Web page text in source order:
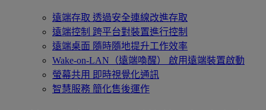
遠端存取 透過安全連線改進存取
遠端控制 跨平台對裝置進行控制
遠端桌面 隨時隨地提升工作效率
Wake-on-LAN（遠端喚醒）
啟用遠端裝置啟動
螢幕共用 即時視覺化通訊
智慧服務 簡化售後運作